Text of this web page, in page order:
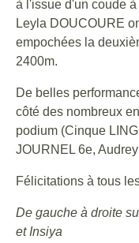
à l'issue d'un coude
Leyla DOUCOURE
empochées la
2400m.
De belles
côté des nombreux
podium (Cinque
JOURNEL 6e,
Félicitations à tous
De gauche à droite
et Insiya